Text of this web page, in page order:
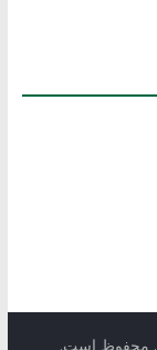
. محفوظ است.